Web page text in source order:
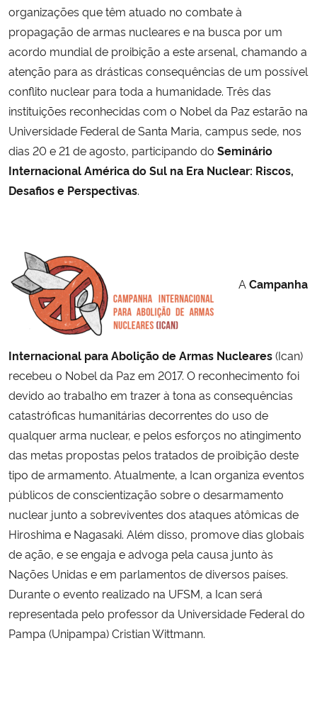
organizações que têm atuado no combate à
propagação de armas nucleares e na busca por um
acordo mundial de proibição a este arsenal, chamando a
atenção para as drásticas consequências de um possível
conflito nuclear para toda a humanidade. Três das
instituições reconhecidas com o Nobel da Paz estarão na
Universidade Federal de Santa Maria, campus sede, nos
dias 20 e 21 de agosto, participando do Seminário
Internacional América do Sul na Era Nuclear: Riscos,
Desafios e Perspectivas.
A Campanha
Internacional para Abolição de Armas Nucleares(Ican)
recebeu o Nobel da Paz em 2017. O reconhecimento foi
devido ao trabalho em trazer à tona as consequências
catastróficas humanitárias decorrentes do uso de
qualquer arma nuclear, e pelos esforços no atingimento
das metas propostas pelos tratados de proibição deste
tipo de armamento. Atualmente, a Ican organiza eventos
públicos de conscientização sobre o desarmamento
nuclear junto a sobreviventes dos ataques atômicas de
Hiroshima e Nagasaki. Além disso, promove dias globais
de ação, e se engaja e advoga pela causa junto às
Nações Unidas e em parlamentos de diversos países.
Durante o evento realizado na UFSM, a Ican será
representada pelo professor da Universidade Federal do
Pampa (Unipampa) Cristian Wittmann.